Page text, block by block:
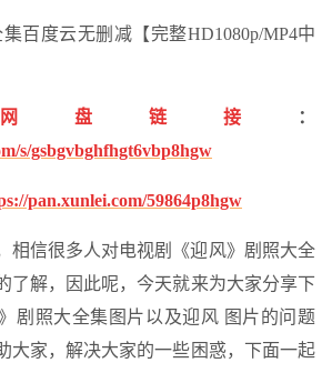
百度云无删减【完整HD1080p/MP4中
盘链接
：
s/gsbgvbghfhgt6vbp8hgw
pan.xunlei.com/59864p8hgw
相信很多人对电视剧《迎风》剧照大全
了解，因此呢，今天就来为大家分享下
剧照大全集图片以及迎风 图片的问题
大家，解决大家的一些困惑，下面一起